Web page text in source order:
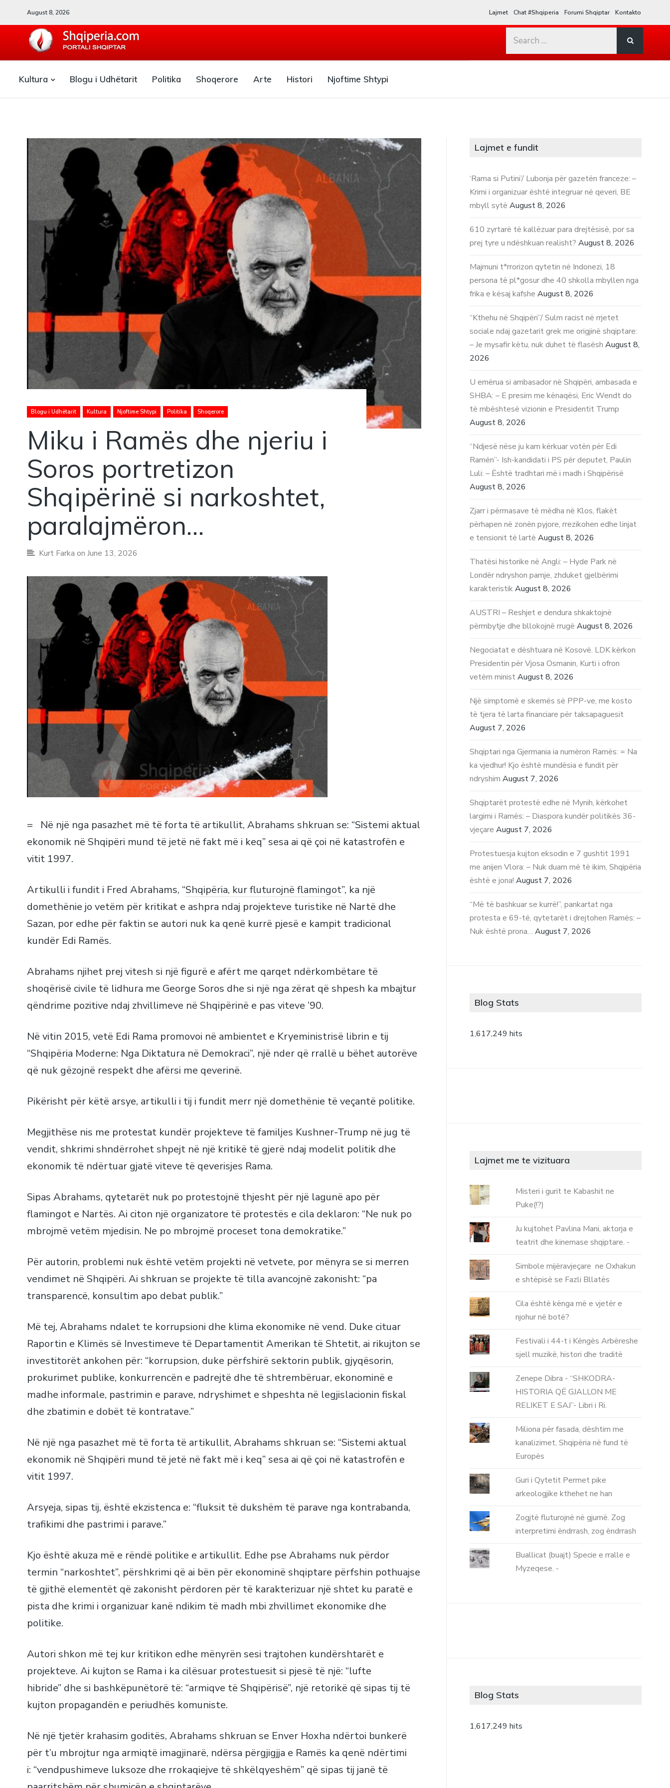
August 8, 2026 Lajmet Chat #Shqiperia Forumi Shqiptar Kontakto
Search
Kultura Blogu i Udhëtarit Politika Shoqerore Arte Histori Njoftime Shtypi
Blogu i Udhëtarit Kultura Njoftime Shtypi Politika Shoqerore
Miku i Ramës dhe njeriu i
Soros portretizon
Shqipërinë si narkoshtet,
paralajmëron…
Kurt Farka on June 13, 2026
= Në një nga pasazhet më të forta të artikullit, Abrahams shkruan se: “Sistemi aktual
ekonomik në Shqipëri mund të jetë në fakt më i keq” sesa ai që çoi në katastrofën e
vitit 1997.
Artikulli i fundit i Fred Abrahams, “Shqipëria, kur fluturojnë flamingot”, ka një
domethënie jo vetëm për kritikat e ashpra ndaj projekteve turistike në Nartë dhe
Sazan, por edhe për faktin se autori nuk ka qenë kurrë pjesë e kampit tradicional
kundër Edi Ramës.
Abrahams njihet prej vitesh si një figurë e afërt me qarqet ndërkombëtare të
shoqërisë civile të lidhura me George Soros dhe si një nga zërat që shpesh ka mbajtur
qëndrime pozitive ndaj zhvillimeve në Shqipërinë e pas viteve ’90.
Në vitin 2015, vetë Edi Rama promovoi në ambientet e Kryeministrisë librin e tij
“Shqipëria Moderne: Nga Diktatura në Demokraci”, një nder që rrallë u bëhet autorëve
që nuk gëzojnë respekt dhe afërsi me qeverinë.
Pikërisht për këtë arsye, artikulli i tij i fundit merr një domethënie të veçantë politike.
Megjithëse nis me protestat kundër projekteve të familjes Kushner-Trump në jug të
vendit, shkrimi shndërrohet shpejt në një kritikë të gjerë ndaj modelit politik dhe
ekonomik të ndërtuar gjatë viteve të qeverisjes Rama.
Sipas Abrahams, qytetarët nuk po protestojnë thjesht për një lagunë apo për
flamingot e Nartës. Ai citon një organizatore të protestës e cila deklaron: “Ne nuk po
mbrojmë vetëm mjedisin. Ne po mbrojmë proceset tona demokratike.”
Për autorin, problemi nuk është vetëm projekti në vetvete, por mënyra se si merren
vendimet në Shqipëri. Ai shkruan se projekte të tilla avancojnë zakonisht: “pa
transparencë, konsultim apo debat publik.”
Më tej, Abrahams ndalet te korrupsioni dhe klima ekonomike në vend. Duke cituar
Raportin e Klimës së Investimeve të Departamentit Amerikan të Shtetit, ai rikujton se
investitorët ankohen për: “korrupsion, duke përfshirë sektorin publik, gjyqësorin,
prokurimet publike, konkurrencën e padrejtë dhe të shtrembëruar, ekonominë e
madhe informale, pastrimin e parave, ndryshimet e shpeshta në legjislacionin fiskal
dhe zbatimin e dobët të kontratave.”
Në një nga pasazhet më të forta të artikullit, Abrahams shkruan se: “Sistemi aktual
ekonomik në Shqipëri mund të jetë në fakt më i keq” sesa ai që çoi në katastrofën e
vitit 1997.
Arsyeja, sipas tij, është ekzistenca e: “fluksit të dukshëm të parave nga kontrabanda,
trafikimi dhe pastrimi i parave.”
Kjo është akuza më e rëndë politike e artikullit. Edhe pse Abrahams nuk përdor
termin “narkoshtet”, përshkrimi që ai bën për ekonominë shqiptare përfshin pothuajse
të gjithë elementët që zakonisht përdoren për të karakterizuar një shtet ku paratë e
pista dhe krimi i organizuar kanë ndikim të madh mbi zhvillimet ekonomike dhe
politike.
Autori shkon më tej kur kritikon edhe mënyrën sesi trajtohen kundërshtarët e
projekteve. Ai kujton se Rama i ka cilësuar protestuesit si pjesë të një: “lufte
hibride” dhe si bashkëpunëtorë të: “armiqve të Shqipërisë”, një retorikë që sipas tij të
kujton propagandën e periudhës komuniste.
Në një tjetër krahasim goditës, Abrahams shkruan se Enver Hoxha ndërtoi bunkerë
për t’u mbrojtur nga armiqtë imagjinarë, ndërsa përgjigjja e Ramës ka qenë ndërtimi
i: “vendpushimeve luksoze dhe rrokaqiejve të shkëlqyeshëm” që sipas tij janë të
Lajmet e fundit
‘Rama si Putini’/ Lubonja për gazetën franceze: –
Krimi i organizuar është integruar në qeveri, BE
mbyll sytë August 8, 2026
610 zyrtarë të kallëzuar para drejtësisë, por sa
prej tyre u ndëshkuan realisht? August 8, 2026
Majmuni t*rrorizon qytetin në Indonezi, 18
persona të pl*gosur dhe 40 shkolla mbyllen nga
frika e kësaj kafshe August 8, 2026
“Kthehu në Shqipëri”/ Sulm racist në rrjetet
sociale ndaj gazetarit grek me origjinë shqiptare:
– Je mysafir këtu, nuk duhet të flasësh August 8,
2026
U emërua si ambasador në Shqipëri, ambasada e
SHBA: – E presim me kënaqësi, Eric Wendt do
të mbështesë vizionin e Presidentit Trump
August 8, 2026
“Ndjesë nëse ju kam kërkuar votën për Edi
Ramën”- Ish-kandidati i PS për deputet, Paulin
Luli: – Është tradhtari më i madh i Shqipërisë
August 8, 2026
Zjarr i përmasave të mëdha në Klos, flakët
përhapen në zonën pyjore, rrezikohen edhe linjat
e tensionit të lartë August 8, 2026
Thatësi historike në Angli: – Hyde Park në
Londër ndryshon pamje, zhduket gjelbërimi
karakteristik August 8, 2026
AUSTRI – Reshjet e dendura shkaktojnë
përmbytje dhe bllokojnë rrugë August 8, 2026
Negociatat e dështuara në Kosovë. LDK kërkon
Presidentin për Vjosa Osmanin, Kurti i ofron
vetëm minist August 8, 2026
Një simptomë e skemës së PPP-ve, me kosto
të tjera të larta financiare për taksapaguesit
August 7, 2026
Shqiptari nga Gjermania ia numëron Ramës: = Na
ka vjedhur! Kjo është mundësia e fundit për
ndryshim August 7, 2026
Shqiptarët protestë edhe në Mynih, kërkohet
largimi i Ramës: – Diaspora kundër politikës 36-
vjeçare August 7, 2026
Protestuesja kujton eksodin e 7 gushtit 1991
me anijen Vlora: – Nuk duam më të ikim, Shqipëria
është e jona! August 7, 2026
“Më të bashkuar se kurrë!”, pankartat nga
protesta e 69-të, qytetarët i drejtohen Ramës: –
Nuk është prona… August 7, 2026
Blog Stats
1,617,249 hits
Lajmet me te vizituara
Misteri i gurit te Kabashit ne
Puke(!?)
Ju kujtohet Pavlina Mani, aktorja e
teatrit dhe kinemase shqiptare. -
Simbole mijëravjeçare ne Oxhakun
e shtëpisë se Fazli Bllatës
Cila është kënga më e vjetër e
njohur në botë?
Festivali i 44-t i Këngës Arbëreshe
sjell muzikë, histori dhe traditë
Zenepe Dibra - “SHKODRA-
HISTORIA QË GJALLON ME
RELIKET E SAJ”- Libri i Ri.
Miliona për fasada, dështim me
kanalizimet, Shqipëria në fund të
Europës
Guri i Qytetit Permet pike
arkeologjike kthehet ne han
Zogjtë fluturojnë në gjumë. Zog
interpretimi ëndrrash, zog ëndrrash
Buallicat (buajt) Specie e rralle e
Myzeqese. -
Blog Stats
1,617,249 hits